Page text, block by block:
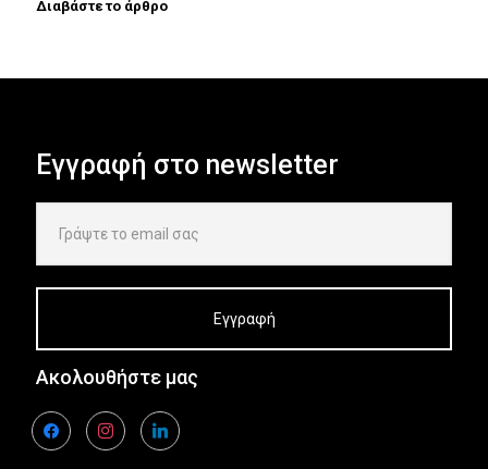
Διαβάστε το άρθρο
Εγγραφή στο newsletter
Ακολουθήστε μας
facebookinstagramlinkedin